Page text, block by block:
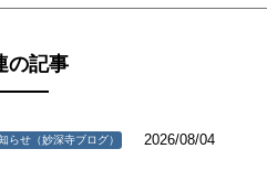
の記事
らせ（妙深寺ブログ） 2026/08/04